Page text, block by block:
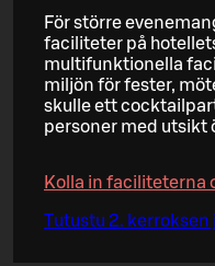
För större
faciliteter på
multifunktionella
miljön för fester,
skulle ett
personer med utsikt
Kolla in faciliteterna
Tutustu 2.